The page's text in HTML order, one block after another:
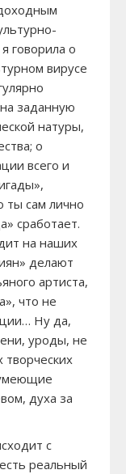
говорила о
вирусе
заданную
натуры,
о
всего и
ты сам лично
сработает.
на наших
делают
артиста,
что не
Ну да,
уроды, не
духа за
с
реальный